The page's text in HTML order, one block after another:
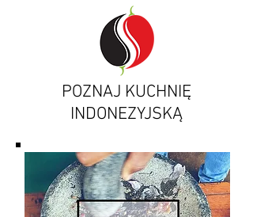
POZNAJ KUCHNIĘ
INDONEZYJSKĄ